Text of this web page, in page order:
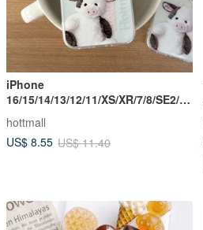
iPhone
16/15/14/13/12/11/XS/XR/7/8/SE2/S
hottmall
US$ 8.55 US$ 11.40